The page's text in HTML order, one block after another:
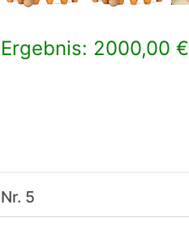
Ergebnis: 2000,00 €
Nr. 5